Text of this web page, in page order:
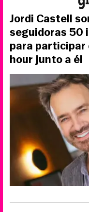
Jordi Castell
seguidoras 50
para participar
hour junto a él